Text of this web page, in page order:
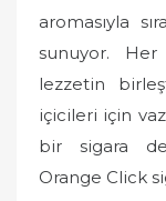
aromasıyla
sunuyor.
lezzetin
içicileri için
bir sigara
Orange Click